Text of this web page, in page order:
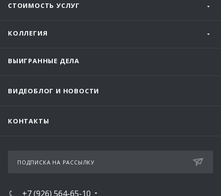
СТОИМОСТЬ УСЛУГ
КОЛЛЕГИЯ
ВЫИГРАННЫЕ ДЕЛА
ВИДЕОБЛОГ И НОВОСТИ
КОНТАКТЫ
ПОДПИСКА НА РАССЫЛКУ
+7 (926) 564-65-10